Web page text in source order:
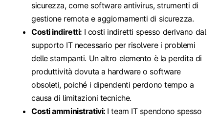
sicurezza, come software antivirus, strumenti di
gestione remota e aggiornamenti di sicurezza.
Costi indiretti: I costi indiretti spesso derivano dal
supporto IT necessario per risolvere i problemi
delle stampanti. Un altro elemento è la perdita di
produttività dovuta a hardware o software
obsoleti, poiché i dipendenti perdono tempo a
causa di limitazioni tecniche.
Costi amministrativi: I team IT spendono spesso